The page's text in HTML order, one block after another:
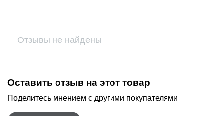
Отзывы не найдены
Оставить отзыв на этот товар
Поделитесь мнением с другими покупателями